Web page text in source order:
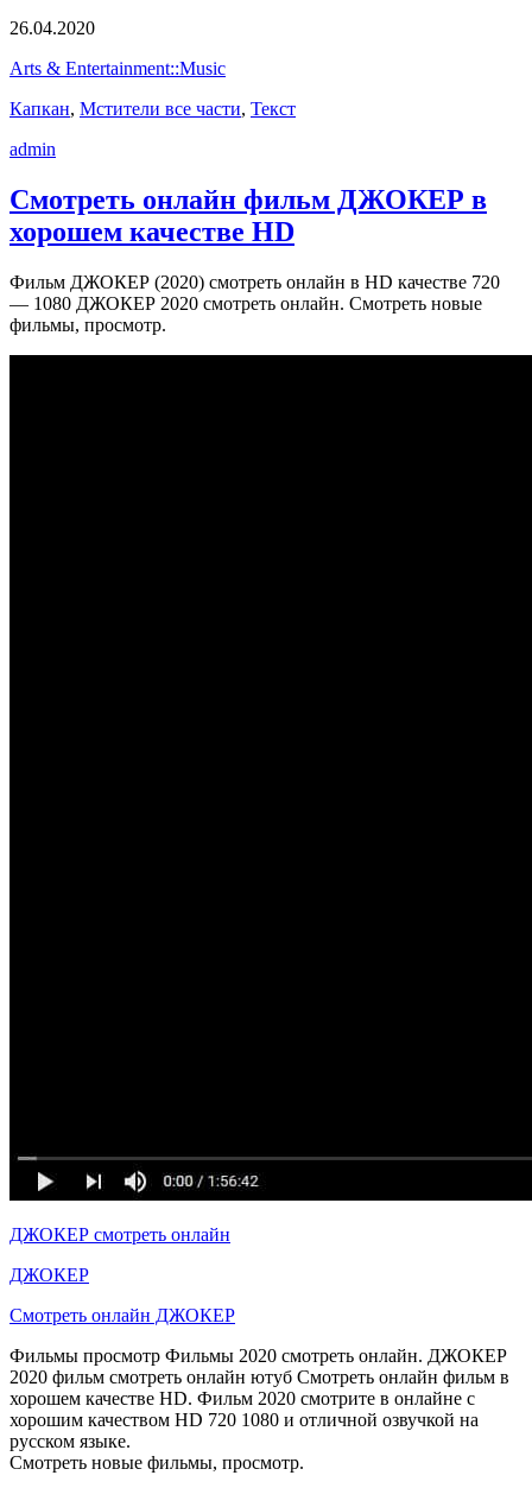
26.04.2020
Arts & Entertainment::Music
Капкан, Мстители все части, Текст
admin
Смотреть онлайн фильм ДЖОКЕР в
хорошем качестве HD
Фильм ДЖОКЕР (2020) смотреть онлайн в HD качестве 720
— 1080 ДЖОКЕР 2020 смотреть онлайн. Смотреть новые
фильмы, просмотр.
ДЖОКЕР смотреть онлайн
ДЖОКЕР
Смотреть онлайн ДЖОКЕР
Фильмы просмотр Фильмы 2020 смотреть онлайн. ДЖОКЕР
2020 фильм смотреть онлайн ютуб Смотреть онлайн фильм в
хорошем качестве HD. Фильм 2020 смотрите в онлайне с
хорошим качеством HD 720 1080 и отличной озвучкой на
русском языке.
Смотреть новые фильмы, просмотр.